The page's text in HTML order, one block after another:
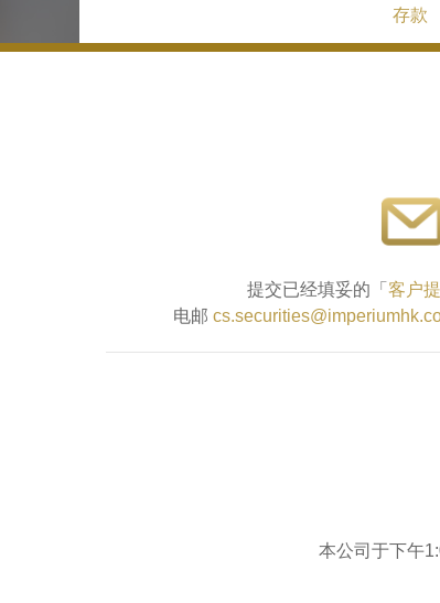
存款
提交已经填妥的「 客户
电邮
本公司于下午